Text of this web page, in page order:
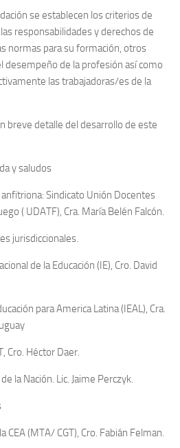
se establecen los criterios de
responsabilidades y derechos de
normas para su formación, otros
desempeño de la profesión así como
las trabajadoras/es de la
breve detalle del desarrollo de este
y saludos
Sindicato Unión Docentes
( UDATF), Cra. María Belén Falcón.
jurisdiccionales.
de la Educación (IE), Cro. David
para America Latina (IEAL), Cra.
Cro. Héctor Daer.
la Nación. Lic. Jaime Perczyk.
CEA (MTA/ CGT), Cro. Fabián Felman.